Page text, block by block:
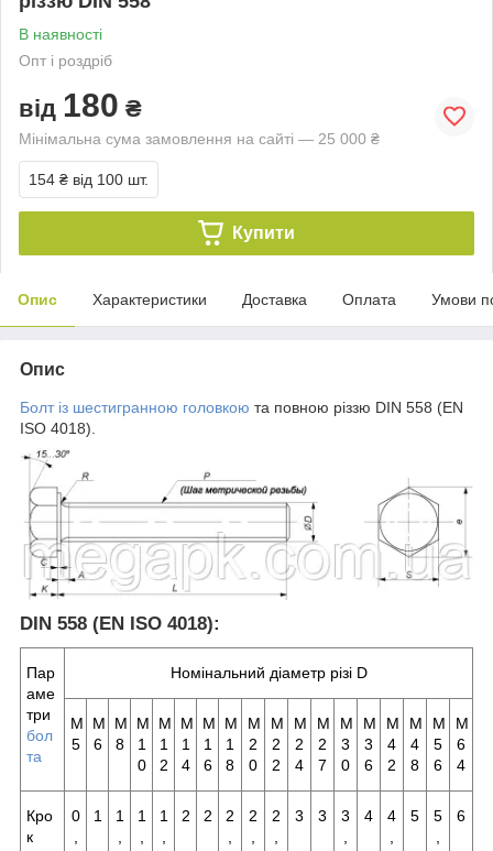
В наявності
Опт і роздріб
від 180 ₴
Мінімальна сума замовлення на сайті — 25 000 ₴
154 ₴ від 100 шт.
Купити
Опис Характеристики Доставка Оплата Умови
Опис
Болт із шестигранною головкою та повною різзю DIN 558 (EN
ISO 4018).
DIN 558 (EN ISO 4018):
Пар
аме
три
бол
та
Номінальний діаметр різі D
M
5
M
6
M
8
M
1
0
M
1
2
M
1
4
M
1
6
М
1
8
М
2
0
М
2
2
М
2
4
М
2
7
М
3
0
M
3
6
М
4
2
М
4
8
М
5
6
М
6
4
Кро
к
0
1
1
1
1
2 2
2
2
2
3 3
3
4
4
5
5
6